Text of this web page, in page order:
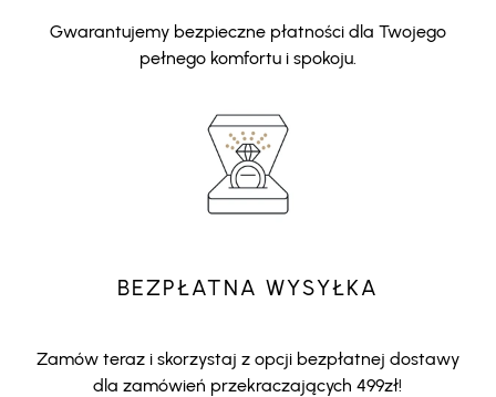
Gwarantujemy bezpieczne płatności dla Twojego
pełnego komfortu i spokoju.
BEZPŁATNA WYSYŁKA
Zamów teraz i skorzystaj z opcji bezpłatnej dostawy
dla zamówień przekraczających 499zł!